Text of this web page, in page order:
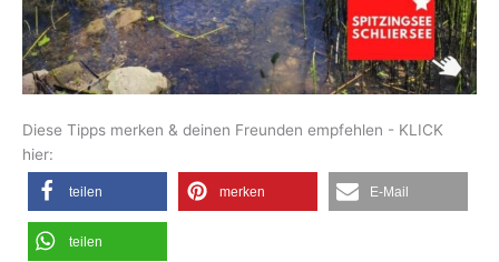
Diese Tipps merken & deinen Freunden empfehlen - KLICK
hier:
teilen merken E-Mail
teilen